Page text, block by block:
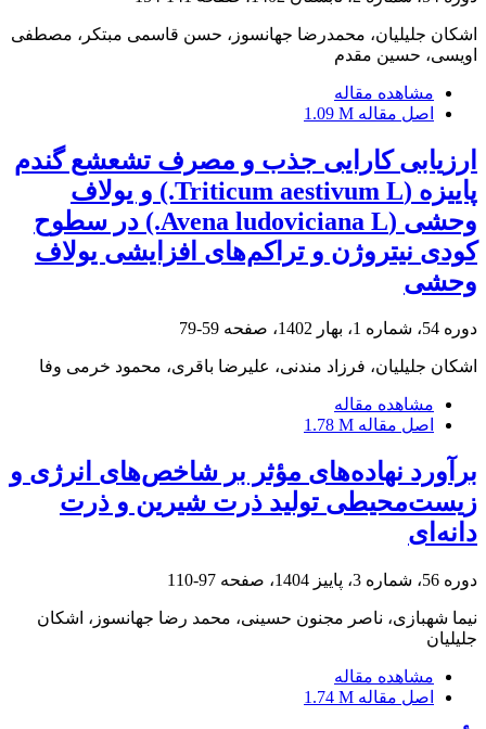
اشکان جلیلیان، محمدرضا جهانسوز، حسن قاسمی مبتکر، مصطفی
اویسی، حسین مقدم
مشاهده مقاله
اصل مقاله 1.09 M
ارزیابی کارایی جذب و مصرف تشعشع گندم
پاییزه (Triticum aestivum L.) و یولاف
وحشی (Avena ludoviciana L.) در سطوح
کودی نیتروژن و تراکم‌های افزایشی یولاف
وحشی
دوره 54، شماره 1، بهار 1402، صفحه 59-79
اشکان جلیلیان، فرزاد مندنی، علیرضا باقری، محمود خرمی وفا
مشاهده مقاله
اصل مقاله 1.78 M
برآورد نهاده‌های مؤثر بر شاخص‌های انرژی و
زیست‌محیطی تولید ذرت شیرین و ذرت
دانه‌ای
دوره 56، شماره 3، پاییز 1404، صفحه 97-110
نیما شهبازی، ناصر مجنون حسینی، محمد رضا جهانسوز، اشکان
جلیلیان
مشاهده مقاله
اصل مقاله 1.74 M